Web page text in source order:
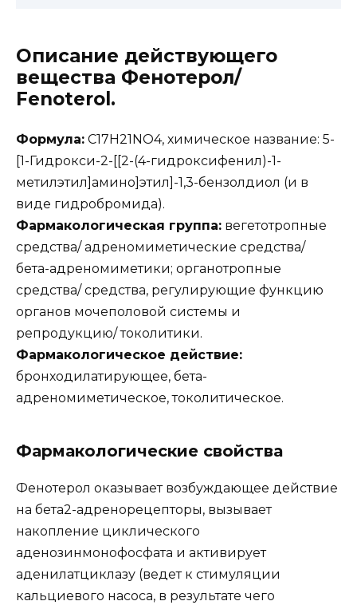
Описание действующего
вещества Фенотерол/
Fenoterol.
Формула: C17H21NO4, химическое название: 5-
[1-Гидрокси-2-[[2-(4-гидроксифенил)-1-
метилэтил]амино]этил]-1,3-бензолдиол (и в
виде гидробромида).
Фармакологическая группа: вегетотропные
средства/ адреномиметические средства/
бета-адреномиметики; органотропные
средства/ средства, регулирующие функцию
органов мочеполовой системы и
репродукцию/ токолитики.
Фармакологическое действие:
бронходилатирующее, бета-
адреномиметическое, токолитическое.
Фармакологические свойства
Фенотерол оказывает возбуждающее действие
на бета2-адренорецепторы, вызывает
накопление циклического
аденозинмонофосфата и активирует
аденилатциклазу (ведет к стимуляции
кальциевого насоса, в результате чего